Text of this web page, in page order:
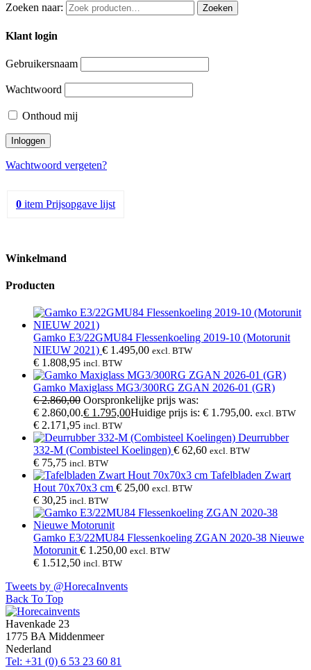
Zoeken naar: Zoeken
Klant login
Gebruikersnaam
Wachtwoord
Onthoud mij
Wachtwoord vergeten?
0 item Prijsopgave lijst
Winkelmand
Producten
Gamko E3/22GMU84 Flessenkoeling 2019-10 (Motorunit
NIEUW 2021) € 1.495,00 excl. BTW
€ 1.808,95 incl. BTW
Gamko Maxiglass MG3/300RG ZGAN 2026-01 (GR)
€2.860,00 Oorspronkelijke prijs was:
€ 2.860,00.€ 1.795,00Huidige prijs is: € 1.795,00. excl. BTW
€ 2.171,95 incl. BTW
Deurrubber
332-M (Combisteel Koelingen) € 62,60 excl. BTW
€ 75,75 incl. BTW
Tafelbladen Zwart
Hout 70x70x3 cm € 25,00 excl. BTW
€ 30,25 incl. BTW
Gamko E3/22MU84 Flessenkoeling ZGAN 2020-38 Nieuwe
Motorunit € 1.250,00 excl. BTW
€ 1.512,50 incl. BTW
Tweets by @HorecaInvents
Back To Top
Havenkade 23
1775 BA Middenmeer
Nederland
Tel: +31 (0) 6 53 23 60 81